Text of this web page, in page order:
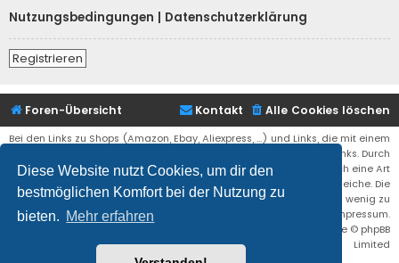
Diese Website nutzt Cookies, um dir den
bestmöglichen Komfort bei der Nutzung zu
bieten. Mehr erfahren
Nutzungsbedingungen
Datenschutzerklärung
Registrieren
Foren-Übersicht Alle Cookies löschen
Kontakt
Bei den Links zu Shops (Amazon, Ebay, Aliexpress, ...) und Links, die mit einem
Stern (*) markiert sind, kann es sich um sogenannte Affiliate Links. Durch
den Kauf eines Produktes über einen Affiliate Link erhälte ich eine Art
Umsatzbeteiligung gutgeschrieben. Für euch bleibt der Preis der gleiche. Die
Einnahmen helfen die Hostgebühren für diese Webseite ein wenig zu
reduzieren. Siehe auch das Impressum.
® Forum Software © phpBB
Limited